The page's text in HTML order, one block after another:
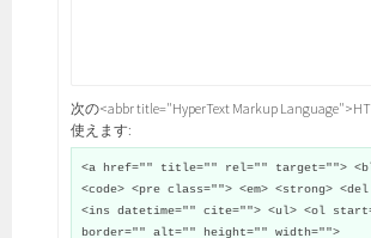
次の<abbr title="HyperText Markup
使えます:
<a href="" title="" rel="" target="">
<code> <pre class=""> <em> <strong>
<ins datetime="" cite=""> <ul> <ol
border="" alt="" height="" width="">